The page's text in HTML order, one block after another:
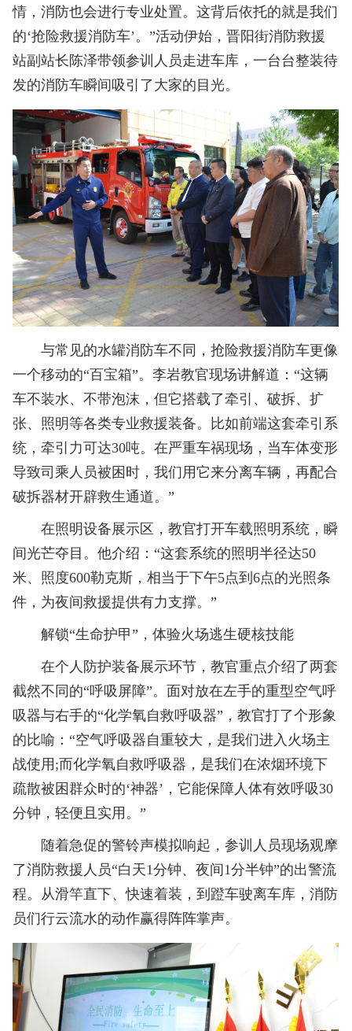
情，消防也会进行专业处置。这背后依托的就是我们
的‘抢险救援消防车’。”活动伊始，晋阳街消防救援
站副站长陈泽带领参训人员走进车库，一台台整装待
发的消防车瞬间吸引了大家的目光。
与常见的水罐消防车不同，抢险救援消防车更像
一个移动的“百宝箱”。李岩教官现场讲解道：“这辆
车不装水、不带泡沫，但它搭载了牵引、破拆、扩
张、照明等各类专业救援装备。比如前端这套牵引系
统，牵引力可达30吨。在严重车祸现场，当车体变形
导致司乘人员被困时，我们用它来分离车辆，再配合
破拆器材开辟救生通道。”
在照明设备展示区，教官打开车载照明系统，瞬
间光芒夺目。他介绍：“这套系统的照明半径达50
米、照度600勒克斯，相当于下午5点到6点的光照条
件，为夜间救援提供有力支撑。”
解锁“生命护甲”，体验火场逃生硬核技能
在个人防护装备展示环节，教官重点介绍了两套
截然不同的“呼吸屏障”。面对放在左手的重型空气呼
吸器与右手的“化学氧自救呼吸器”，教官打了个形象
的比喻：“空气呼吸器自重较大，是我们进入火场主
战使用;而化学氧自救呼吸器，是我们在浓烟环境下
疏散被困群众时的‘神器’，它能保障人体有效呼吸30
分钟，轻便且实用。”
随着急促的警铃声模拟响起，参训人员现场观摩
了消防救援人员“白天1分钟、夜间1分半钟”的出警流
程。从滑竿直下、快速着装，到蹬车驶离车库，消防
员们行云流水的动作赢得阵阵掌声。